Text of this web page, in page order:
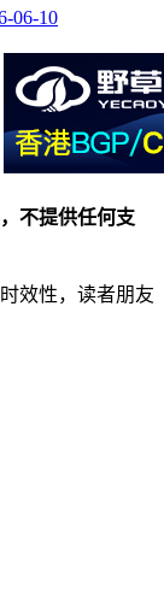
06-10
不提供任何支
效性，读者朋友